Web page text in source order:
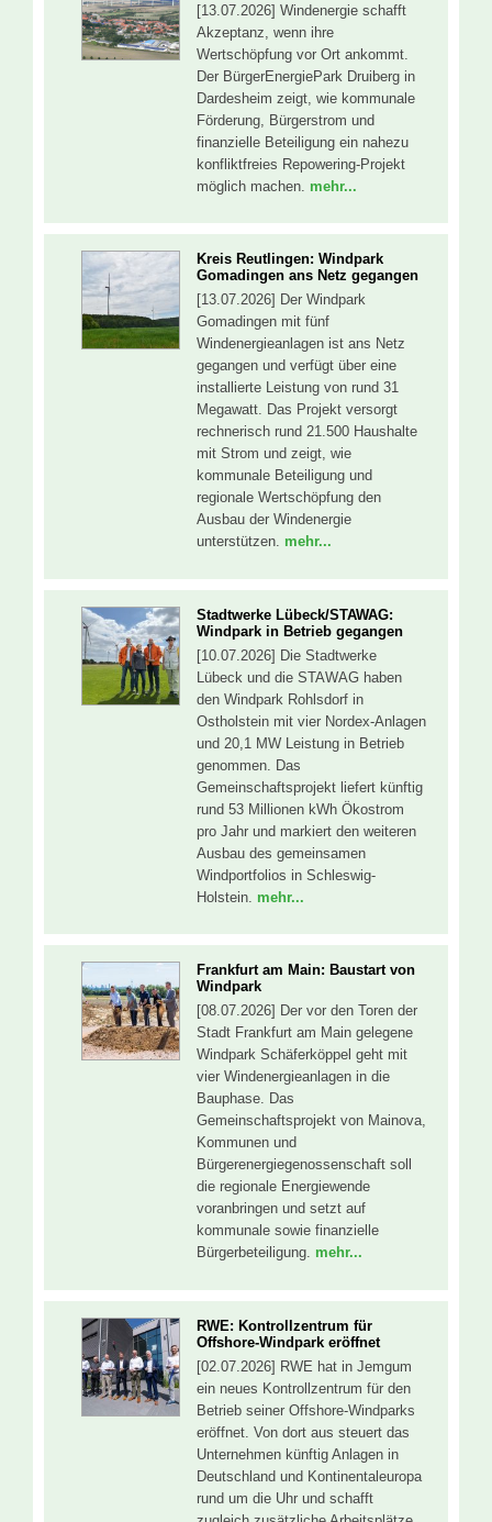
[13.07.2026] Windenergie schafft
Akzeptanz, wenn ihre
Wertschöpfung vor Ort ankommt.
Der BürgerEnergiePark Druiberg in
Dardesheim zeigt, wie kommunale
Förderung, Bürgerstrom und
finanzielle Beteiligung ein nahezu
konfliktfreies Repowering-Projekt
möglich machen. mehr...
Kreis Reutlingen: Windpark
Gomadingen ans Netz gegangen
[13.07.2026] Der Windpark
Gomadingen mit fünf
Windenergieanlagen ist ans Netz
gegangen und verfügt über eine
installierte Leistung von rund 31
Megawatt. Das Projekt versorgt
rechnerisch rund 21.500 Haushalte
mit Strom und zeigt, wie
kommunale Beteiligung und
regionale Wertschöpfung den
Ausbau der Windenergie
unterstützen. mehr...
Stadtwerke Lübeck/STAWAG:
Windpark in Betrieb gegangen
[10.07.2026] Die Stadtwerke
Lübeck und die STAWAG haben
den Windpark Rohlsdorf in
Ostholstein mit vier Nordex-Anlagen
und 20,1 MW Leistung in Betrieb
genommen. Das
Gemeinschaftsprojekt liefert künftig
rund 53 Millionen kWh Ökostrom
pro Jahr und markiert den weiteren
Ausbau des gemeinsamen
Windportfolios in Schleswig-
Holstein. mehr...
Frankfurt am Main: Baustart von
Windpark
[08.07.2026] Der vor den Toren der
Stadt Frankfurt am Main gelegene
Windpark Schäferköppel geht mit
vier Windenergieanlagen in die
Bauphase. Das
Gemeinschaftsprojekt von Mainova,
Kommunen und
Bürgerenergiegenossenschaft soll
die regionale Energiewende
voranbringen und setzt auf
kommunale sowie finanzielle
Bürgerbeteiligung. mehr...
RWE: Kontrollzentrum für
Offshore-Windpark eröffnet
[02.07.2026] RWE hat in Jemgum
ein neues Kontrollzentrum für den
Betrieb seiner Offshore-Windparks
eröffnet. Von dort aus steuert das
Unternehmen künftig Anlagen in
Deutschland und Kontinentaleuropa
rund um die Uhr und schafft